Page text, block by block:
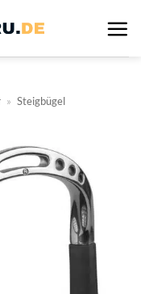
» Steigbügel